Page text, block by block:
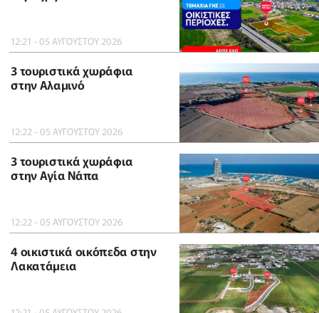
12:21 - 05 ΑΥΓΟΥΣΤΟΥ 2026
3 τουριστικά χωράφια
στην Αλαμινό
12:22 - 05 ΑΥΓΟΥΣΤΟΥ 2026
3 τουριστικά χωράφια
στην Αγία Νάπα
12:22 - 05 ΑΥΓΟΥΣΤΟΥ 2026
4 οικιστικά οικόπεδα στην
Λακατάμεια